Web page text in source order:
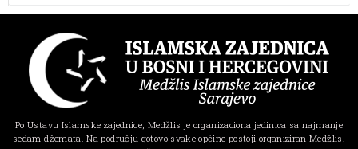
Po Ustavu Islamske zajednice, Medžlis je organizaciona jedinica sa najmanje
sedam džemata. Na području gotovo svake općine postoji organiziran Medžlis.